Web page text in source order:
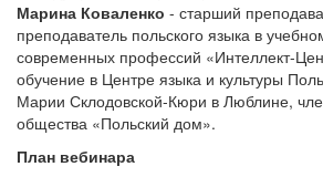
Марина Коваленко - старший
преподаватель польского языка в
современных профессий «Интеллект-
обучение в Центре языка и культуры
Марии Склодовской-Кюри в Люблине,
общества «Польский дом».
План вебинара